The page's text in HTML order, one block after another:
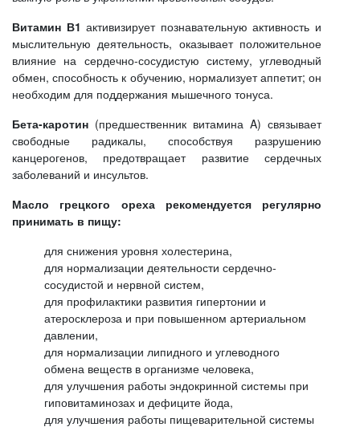
Витамин В1 активизирует познавательную активность и
мыслительную деятельность, оказывает положительное
влияние на сердечно-сосудистую систему, углеводный
обмен, способность к обучению, нормализует аппетит; он
необходим для поддержания мышечного тонуса.
Бета-каротин (предшественник витамина A) связывает
свободные радикалы, способствуя разрушению
канцерогенов, предотвращает развитие сердечных
заболеваний и инсультов.
Масло грецкого ореха рекомендуется регулярно
принимать в пищу:
для снижения уровня холестерина,
для нормализации деятельности сердечно-
сосудистой и нервной систем,
для профилактики развития гипертонии и
атеросклероза и при повышенном артериальном
давлении,
для нормализации липидного и углеводного
обмена веществ в организме человека,
для улучшения работы эндокринной системы при
гиповитаминозах и дефиците йода,
для улучшения работы пищеварительной системы